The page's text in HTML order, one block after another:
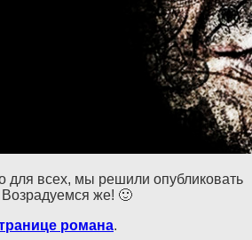
для всех, мы решили опубликовать
же! 🙂
романа.